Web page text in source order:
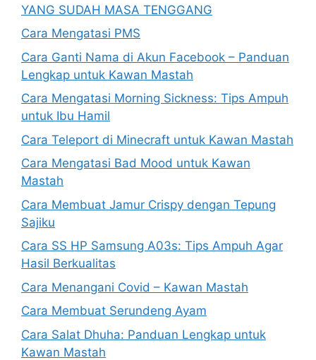
YANG SUDAH MASA TENGGANG
Cara Mengatasi PMS
Cara Ganti Nama di Akun Facebook – Panduan
Lengkap untuk Kawan Mastah
Cara Mengatasi Morning Sickness: Tips Ampuh
untuk Ibu Hamil
Cara Teleport di Minecraft untuk Kawan Mastah
Cara Mengatasi Bad Mood untuk Kawan
Mastah
Cara Membuat Jamur Crispy dengan Tepung
Sajiku
Cara SS HP Samsung A03s: Tips Ampuh Agar
Hasil Berkualitas
Cara Menangani Covid – Kawan Mastah
Cara Membuat Serundeng Ayam
Cara Salat Dhuha: Panduan Lengkap untuk
Kawan Mastah